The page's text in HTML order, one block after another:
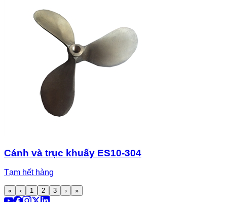
Cánh và trục khuấy ES10-304
Tạm hết hàng
« ‹ 1 2 3 › »